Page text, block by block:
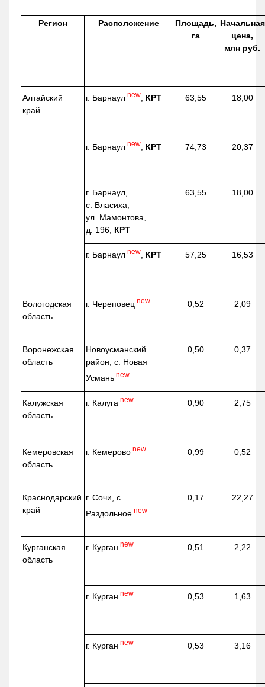
Регион Расположение
Площадь,
га
Начальная
цена,
млн руб.
Алтайский
край
г. Барнаул new КРТ 63,55 18,00
г. Барнаул new КРТ 74,73 20,37
г. Барнаул,
с. Власиха,
ул. Мамонтова,
д. 196, КРТ
63,55 18,00
г. Барнаул new КРТ 57,25 16,53
Вологодская
область
г. Череповец new 0,52 2,09
Воронежская
область
Новоусманский
район, с. Новая
Усмань new
0,50 0,37
Калужская
область
г. Калуга new 0,90 2,75
Кемеровская
область
г. Кемерово new 0,99 0,52
Краснодарский
край
г. Сочи, с.
Раздольное new
0,17 22,27
Курганская
область
г. Курган new 0,51 2,22
г. Курган new 0,53 1,63
г. Курган new 0,53 3,16